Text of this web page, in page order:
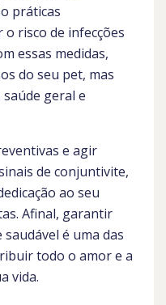
práticas
risco de infecções
essas medidas,
do seu pet, mas
geral e
e agir
de conjuntivite,
ao seu
Afinal, garantir
é uma das
todo o amor e a
vida.